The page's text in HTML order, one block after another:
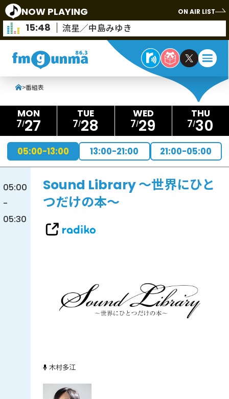
NOW PLAYING ON AIR LIST
15:48 流星／中島みゆき
>番組表
7 27 7 28 7 29 7 30
05:00-13:00 13:00-21:00 21:00-05:00
05:00
-
05:30
Sound Library ～世界にひと
つだけの本～
木村多江